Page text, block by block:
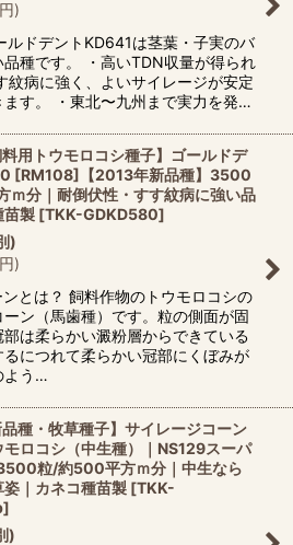
円)
ドデントKD641は茎葉・子実のバ
品種です。 ・高いTDN収量が得られ
紋病に強く、よいサイレージが安定
ます。 ・東北〜九州まで実力を発…
用トウモロコシ種子】ゴールドデ
[RM108]【2013年新品種】3500
ｍ分｜耐倒伏性・すす紋病に強い品
苗製 [TKK-GDKD580]
)
円)
とは？ 飼料作物のトウモロコシの
ン（馬歯種）です。粒の側面が固
は柔らかい澱粉層からできている
るにつれて柔らかい冠部にくぼみが
よう…
種・牧草種子】サイレージコーン
モロコシ（中生種）｜NS129スーパ
粒/約500平方ｍ分｜中生なら
｜カネコ種苗製 [TKK-
]
)